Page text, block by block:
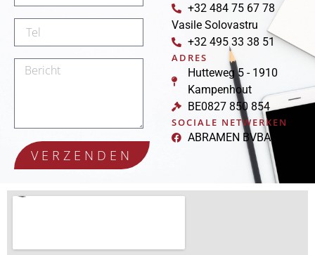
VERZENDEN
+32 484 75 67 78
Vasile Solovastru
+32 495 33 38 51
ADRES
Hutteweg 5 - 1910
Kampenhout
BE0827 850 854
SOCIALE NETWERKEN
ABRAMEN BVBA